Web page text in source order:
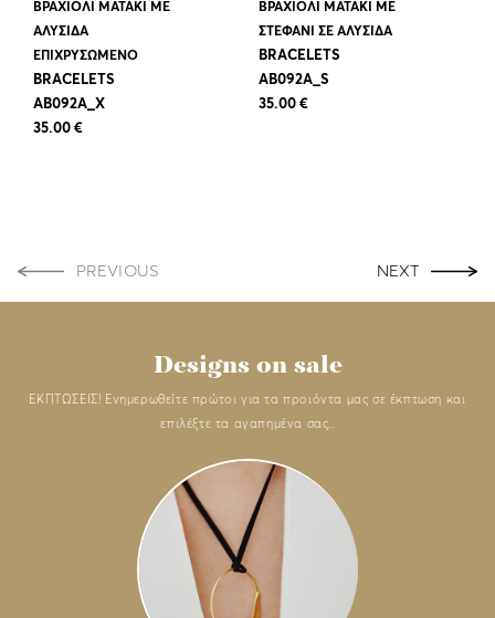
ΒΡΑΧΙΟΛΙ ΜΑΤΑΚΙ ΜΕ
ΑΛΥΣΙΔΑ
ΕΠΙΧΡΥΣΩΜΕΝΟ
BRACELETS
AB092A_X
35.00 €
ΒΡΑΧΙΟΛΙ ΜΑΤΑΚΙ ΜΕ
ΣΤΕΦΑΝΙ ΣΕ ΑΛΥΣΙΔΑ
BRACELETS
AB092A_S
35.00 €
PREVIOUS NEXT
Designs on sale
ΕΚΠΤΩΣΕΙΣ! Ενημερωθείτε πρώτοι για τα προιόντα μας σε έκπτωση και
επιλέξτε τα αγαπημένα σας..